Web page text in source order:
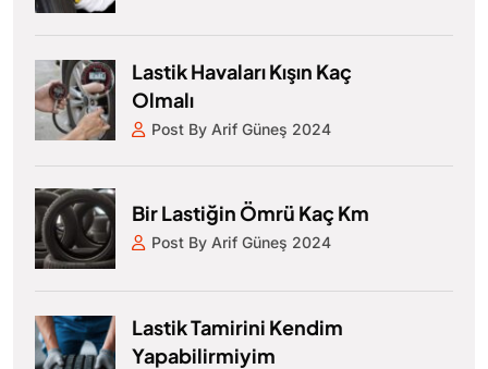
Lastik Havaları Kışın Kaç
Olmalı
Post By Arif Güneş 2024
Bir Lastiğin Ömrü Kaç Km
Post By Arif Güneş 2024
Lastik Tamirini Kendim
Yapabilirmiyim